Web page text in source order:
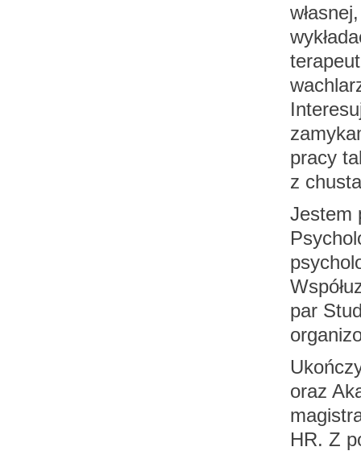
pracy
z
Jestem
par
oraz
HR. Z